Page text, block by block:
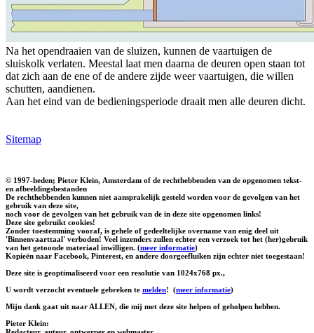
Na het opendraaien van de sluizen, kunnen de vaartuigen de
sluiskolk verlaten. Meestal laat men daarna de deuren open staan tot
dat zich aan de ene of de andere zijde weer vaartuigen, die willen
schutten, aandienen.
Aan het eind van de bedieningsperiode draait men alle deuren dicht.
Sitemap
© 1997-heden; Pieter Klein, Amsterdam of de rechthebbenden van de opgenomen tekst-
en afbeeldingsbestanden
De rechthebbenden kunnen niet aansprakelijk gesteld worden voor de gevolgen van het
gebruik van deze site,
noch voor de gevolgen van het gebruik van de in deze site opgenomen links!
Deze site gebruikt cookies!
Zonder toestemming vooraf, is gehele of gedeeltelijke overname van enig deel uit
'Binnenvaarttaal' verboden! Veel inzenders zullen echter een verzoek tot het (her)gebruik
van het getoonde materiaal inwilligen. (meer informatie)
Kopieën naar Facebook, Pinterest, en andere doorgeefluiken zijn echter niet toegestaan!
Deze site is geoptimaliseerd voor een resolutie van 1024x768 px.,
U wordt verzocht eventuele gebreken te melden! (meer informatie)
Mijn dank gaat uit naar ALLEN, die mij met deze site helpen of geholpen hebben.
Pieter Klein: